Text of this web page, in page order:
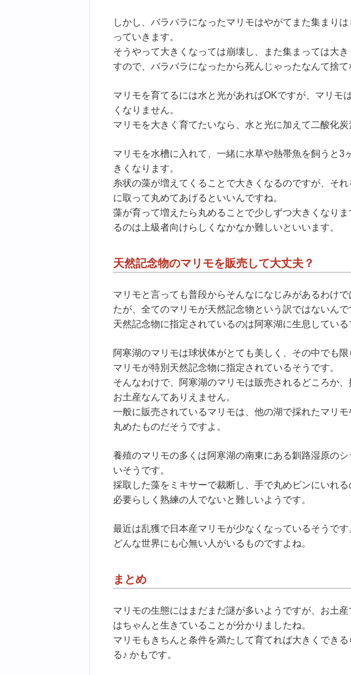
しかし、バラバラになったマリモはやがてまた集まり
っていきます。
そうやって大きくなっては崩壊し、また集まっては大
すので、バラバラになったから死んじゃったなんて捨て
マリモを育てるには水と光があればOKですが、マリモ
くなりません。
マリモを大きく育てたいなら、水と光に加えて二酸化炭
マリモを水槽に入れて、一緒に水草や熱帯魚を飼うと3
きくなります。
糸状の藻が増えてくることで大きくなるのですが、そ
に取って丸めてあげるといいんですね。
藻が育って増えたら丸めることで少しずつ大きくなり
るのは上級者向けらしくなかなか難しいといいます。
天然記念物のマリモを販売して大丈夫？
マリモと言っても普段からそんなになじみがあるわけ
たが、全てのマリモが天然記念物という訳ではないんで
天然記念物に指定されているのは阿寒湖に生息している
阿寒湖のマリモは球状体がとても美しく、その中でも
マリモが特別天然記念物に指定されているそうです。
そんなわけで、阿寒湖のマリモは販売されるどころか
お土産なんてありえません。
一般に販売されているマリモは、他の湖で採れたマリ
丸めたものだそうですよ。
養殖のマリモの多くは阿寒湖の南東にある釧路湿原の
いそうです。
採取した藻をミキサーで裁断し、手で丸めビンにいれ
必要らしく熟練の人でないと難しいようです。
最近は乱獲で日本産マリモが少なくなっているそうです
どんな世界にも心無い人がいるものですよね。
まとめ
マリモの生態にはまだまだ謎が多いようですが、お土
はちゃんと生きていることが分かりましたね。
マリモもきちんと条件を満たして育てれば大きくでき
る♪ かもです。